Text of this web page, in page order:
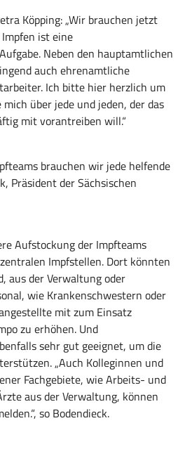
Köpping: „Wir brauchen jetzt
ist eine
Neben den hauptamtlichen
auch ehrenamtliche
Ich bitte hier herzlich um
über jede und jeden, der das
mit vorantreiben will.“
brauchen wir jede helfende
Präsident der Sächsischen
Aufstockung der Impfteams
Impfstellen. Dort könnten
aus der Verwaltung oder
wie Krankenschwestern oder
mit zum Einsatz
zu erhöhen. Und
sehr gut geeignet, um die
„Auch Kolleginnen und
Fachgebiete, wie Arbeits- und
aus der Verwaltung, können
so Bodendieck.